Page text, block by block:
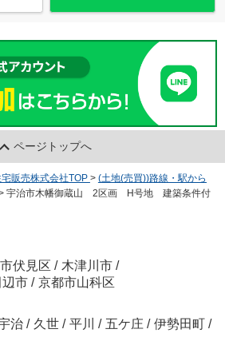
ページトップへ
販売株式会社TOP > (土地(売買))路線・駅から
宇治市木幡御蔵山 2区画 H号地 建築条件付
伏見区 / 木津川市 /
市 / 京都市山科区
治 / 久世 / 平川 / 五ケ庄 / 伊勢田町 /